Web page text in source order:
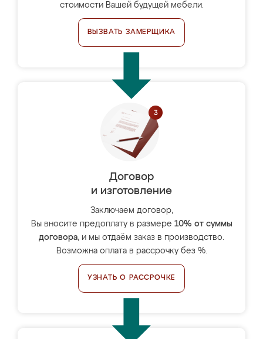
стоимости Вашей будущей мебели.
ВЫЗВАТЬ ЗАМЕРЩИКА
Договор
и изготовление
Заключаем договор,
Вы вносите предоплату в размере 10% от суммы
договора, и мы отдаём заказ в производство.
Возможна оплата в рассрочку без %.
УЗНАТЬ О РАССРОЧКЕ